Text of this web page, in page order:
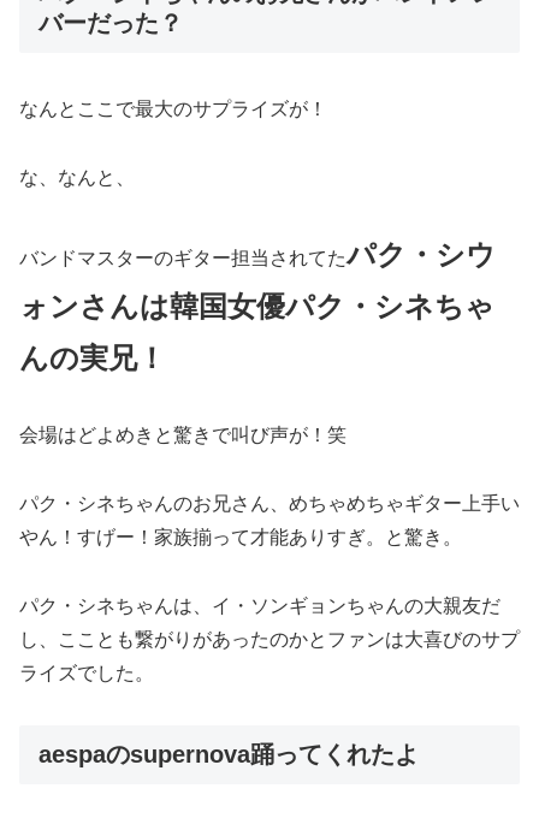
バーだった？
なんとここで最大のサプライズが！
な、なんと、
バンドマスターのギター担当されてたパク・シウ
ォンさんは韓国女優パク・シネちゃ
んの実兄！
会場はどよめきと驚きで叫び声が！笑
パク・シネちゃんのお兄さん、めちゃめちゃギター上手い
やん！すげー！家族揃って才能ありすぎ。と驚き。
パク・シネちゃんは、イ・ソンギョンちゃんの大親友だ
し、こことも繋がりがあったのかとファンは大喜びのサプ
ライズでした。
aespaのsupernova踊ってくれたよ